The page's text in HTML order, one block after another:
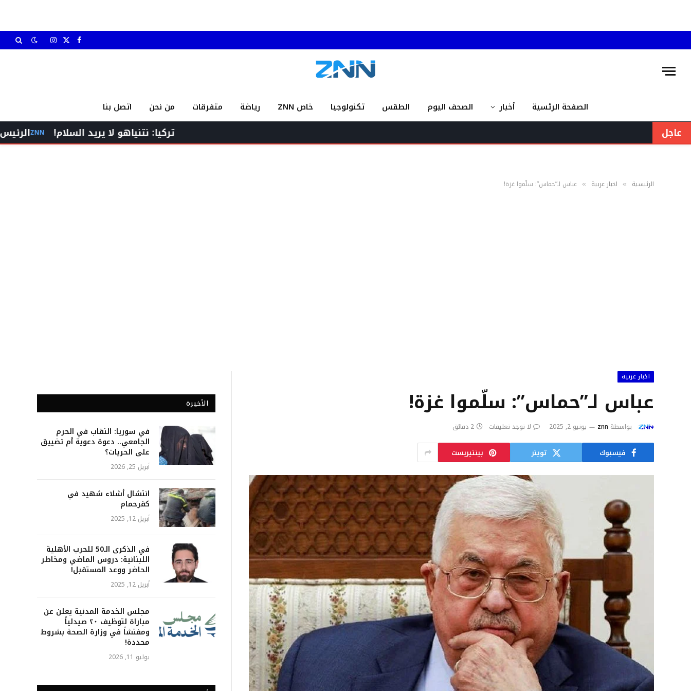
فيسبوك
X الانستغرام
الصفحة الرئسية أخبار الصحف اليوم الطقس تكنولوجيا خاص ZNN رياضة متفرقات من نحن اتصل بنا
عاجل تركيا: نتنياهو لا يريد السلام! الرئيس برّي
الرئيسية » اخبار عربية » عباس لـ”حماس”: سلّموا غزة!
اخبار عربية
عباس لـ”حماس”: سلّموا غزة!
بواسطة znn يونيو 2, 2025 لا توجد تعليقات 2 دقائق
فيسبوك تويتر بينتيريست
الأخيرة
في سوريا: النقاب في الحرم
الجامعي.. دعوة دعوية أم تضييق
على الحريات؟
أبريل 25, 2026
انتشال أشلاء شهيد في
كفرحمام
أبريل 12, 2025
في الذكرى الـ50 للحرب الأهلية
اللبنانية: دروس الماضي ومخاطر
الحاضر ووعد المستقبل!
أبريل 12, 2025
مجلس الخدمة المدنية يعلن عن
مباراة لتوظيف ٢٠ صيدلياً
ومفتشاً في وزارة الصحة بشروط
محددة!
يوليو 11, 2026